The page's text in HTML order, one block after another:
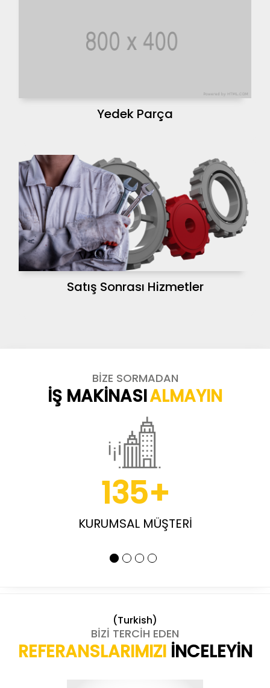
Yedek Parça
Satış Sonrası Hizmetler
BİZE SORMADAN
İŞ MAKİNASIALMAYIN
135+
KURUMSAL MÜŞTERİ
(Turkish)
BİZİ TERCİH EDEN
REFERANSLARIMIZIİNCELEYİN